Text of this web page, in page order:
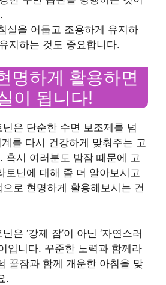
실을 어둡고 조용하게 유지하
지하는 것도 중요합니다.
명하게 활용하면
이 됩니다!
은 단순한 수면 보조제를 넘
를 다시 건강하게 맞춰주는 고
혹시 여러분도 밤잠 때문에 고
토닌에 대해 좀 더 알아보시고
로 현명하게 활용해보시는 건
은 ‘강제 잠’이 아닌 ‘자연스러
입니다. 꾸준한 노력과 함께라
꿀잠과 함께 개운한 아침을 맞
.